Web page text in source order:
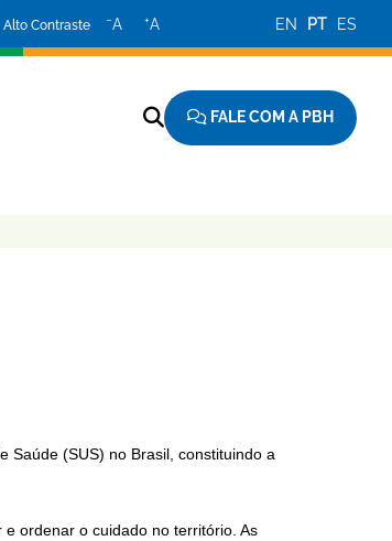
Alto Contraste −A +A EN PT ES
FALE COM A PBH
Saúde (SUS) no Brasil, constituindo a
ordenar o cuidado no território. As